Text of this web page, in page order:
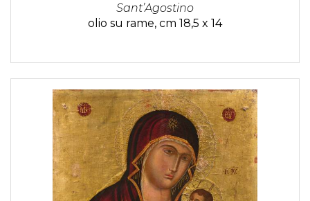
Sant’Agostino
olio su rame, cm 18,5 x 14